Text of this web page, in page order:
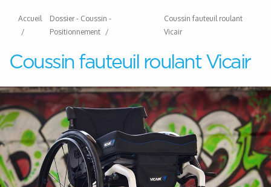
Accueil
Dossier - Coussin -
Positionnement
Coussin fauteuil roulant
Vicair
Coussin fauteuil roulant Vicair